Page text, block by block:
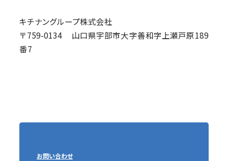
キチナングループ株式会社
〒759-0134 山口県宇部市大字善和字上瀬戸原189
番7
お問い合わせ